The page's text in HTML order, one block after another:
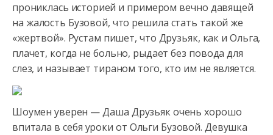
прониклась историей и примером вечно давящей
на жалость Бузовой, что решила стать такой же
«жертвой». Рустам пишет, что Друзьяк, как и Ольга,
плачет, когда не больно, рыдает без повода для
слез, и называет тираном того, кто им не является.
Шоумен уверен — Даша Друзьяк очень хорошо
впитала в себя уроки от Ольги Бузовой. Девушка